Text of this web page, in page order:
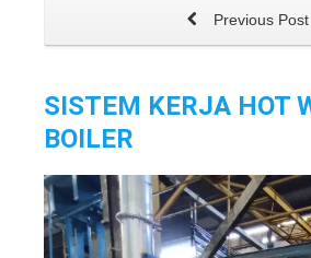
Previous Post
SISTEM KERJA HOT
BOILER